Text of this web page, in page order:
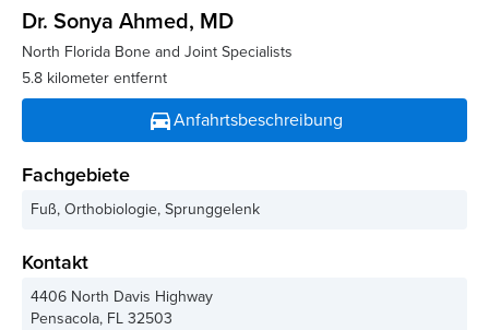
Dr. Sonya Ahmed, MD
North Florida Bone and Joint Specialists
5.8 kilometer entfernt
directions_carAnfahrtsbeschreibung
Fachgebiete
Fuß, Orthobiologie, Sprunggelenk
Kontakt
4406 North Davis Highway
Pensacola, FL32503